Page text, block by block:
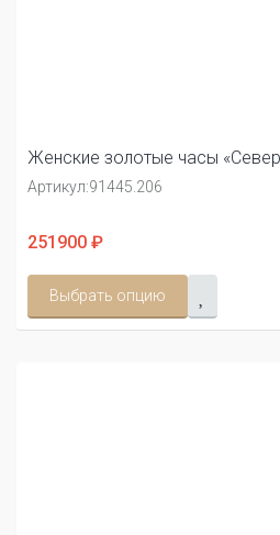
Женские золотые часы
Артикул:91445.206
251900 ₽
Выбрать опцию